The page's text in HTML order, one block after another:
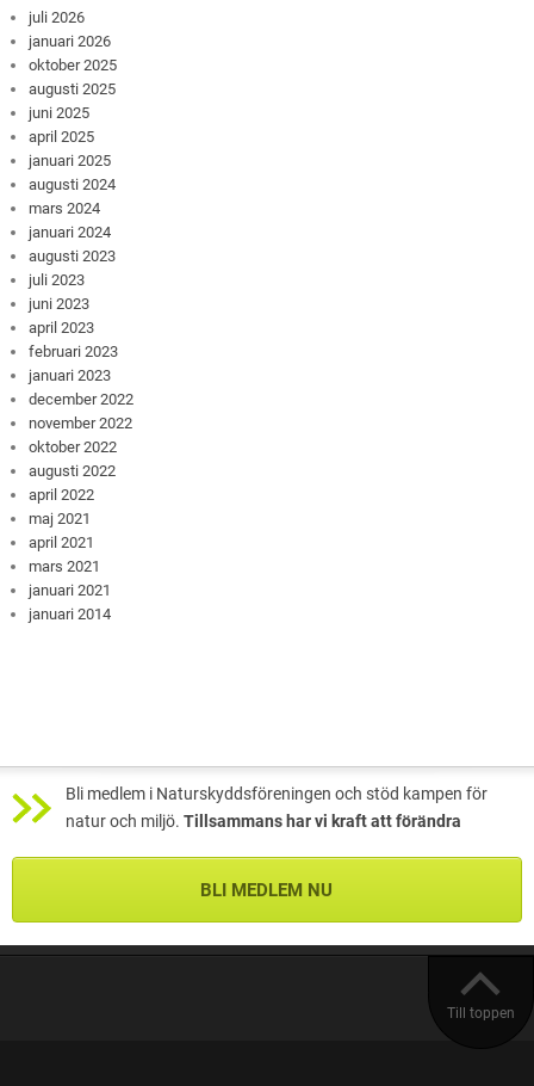
juli 2026
januari 2026
oktober 2025
augusti 2025
juni 2025
april 2025
januari 2025
augusti 2024
mars 2024
januari 2024
augusti 2023
juli 2023
juni 2023
april 2023
februari 2023
januari 2023
december 2022
november 2022
oktober 2022
augusti 2022
april 2022
maj 2021
april 2021
mars 2021
januari 2021
januari 2014
Bli medlem i Naturskyddsföreningen och stöd kampen för
natur och miljö. Tillsammans har vi kraft att förändra
BLI MEDLEM NU
Till toppen